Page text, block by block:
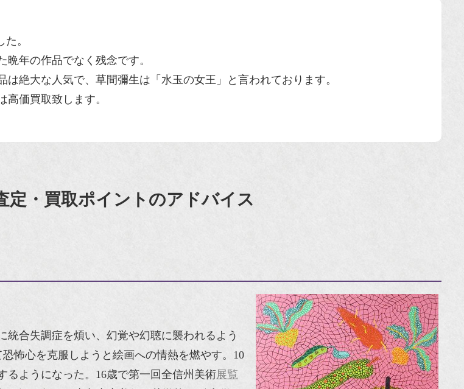
。
年の作品でなく残念です。
絶大な人気で、草間彌生は「水玉の女王」と言われております。
価買取致します。
定・買取ポイントのアドバイス
合失調症を煩い、幻覚や幻聴に襲われるよう
怖心を克服しようと絵画への情熱を燃やす。10
るようになった。16歳で第一回全信州美術展覧